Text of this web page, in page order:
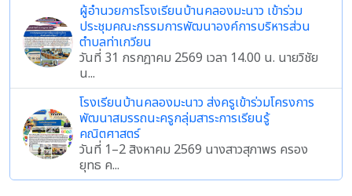
ผู้อำนวยการโรงเรียนบ้านคลองมะนาว เข้าร่วม
ประชุมคณะกรรมการพัฒนาองค์การบริหารส่วน
ตำบลท่าเกวียน
วันที่ 31 กรกฎาคม 2569 เวลา 14.00 น. นายวิชัย
น...
โรงเรียนบ้านคลองมะนาว ส่งครูเข้าร่วมโครงการ
พัฒนาสมรรถนะครูกลุ่มสาระการเรียนรู้
คณิตศาสตร์
วันที่ 1–2 สิงหาคม 2569 นางสาวสุภาพร ครอง
ยุทธ ค...